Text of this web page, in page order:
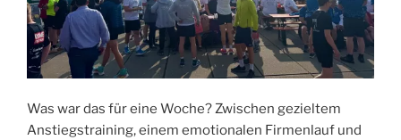
Was war das für eine Woche? Zwischen gezieltem
Anstiegstraining, einem emotionalen Firmenlauf und